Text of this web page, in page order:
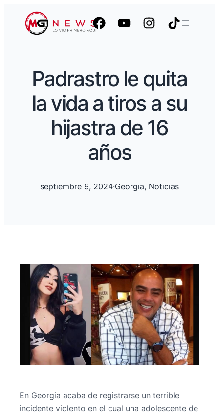
Padrastro le quita
la vida a tiros a su
hijastra de 16
años
septiembre 9, 2024·Georgia, Noticias
En Georgia acaba de registrarse un terrible
incidente violento en el cual una adolescente de